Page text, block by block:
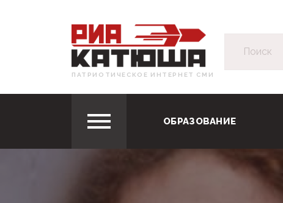
ПАТРИОТИЧЕСКОЕ ИНТЕРНЕТ СМИ
ОБРАЗОВАНИЕ